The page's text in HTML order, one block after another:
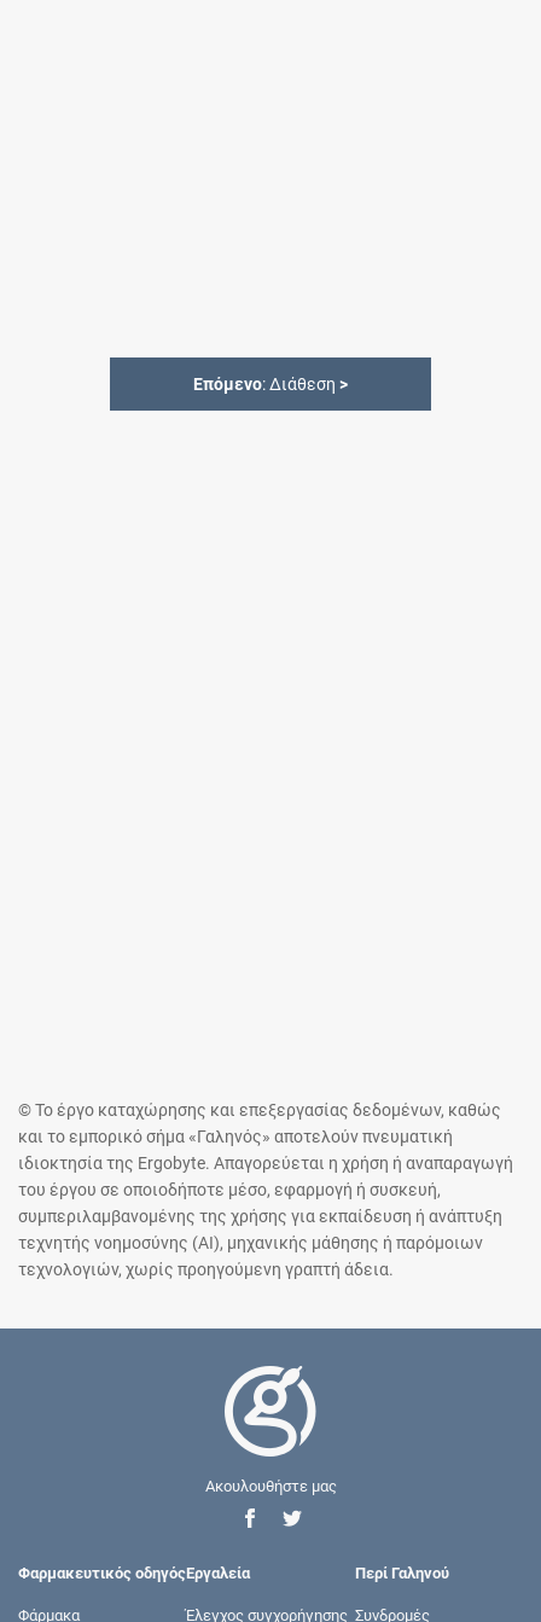
Επόμενο: Διάθεση >
© Το έργο καταχώρησης και επεξεργασίας δεδομένων, καθώς
και το εμπορικό σήμα «Γαληνός» αποτελούν πνευματική
ιδιοκτησία της Ergobyte. Απαγορεύεται η χρήση ή αναπαραγωγή
του έργου σε οποιοδήποτε μέσο, εφαρμογή ή συσκευή,
συμπεριλαμβανομένης της χρήσης για εκπαίδευση ή ανάπτυξη
τεχνητής νοημοσύνης (AI), μηχανικής μάθησης ή παρόμοιων
τεχνολογιών, χωρίς προηγούμενη γραπτή άδεια.
Ακουλουθήστε μας
Φαρμακευτικός οδηγός
Φάρμακα
Εργαλεία
Έλεγχος συγχορήγησης
Περί Γαληνού
Συνδρομές